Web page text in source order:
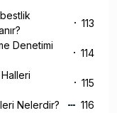
113
Denetimi
114
Halleri
115
Nelerdir?
116